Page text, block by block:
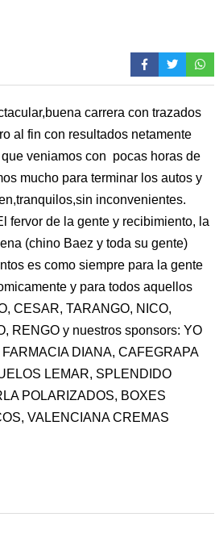
carrera con trazados
al fin con resultados netamente
veniamos con pocas horas de
mucho para terminar los autos y
inconvenientes.
fervor de la gente y recibimiento, la
(chino Baez y toda su gente)
es como siempre para la gente
y para todos aquellos
CESAR, TARANGO, NICO,
RENGO y nuestros sponsors: YO
DIANA, CAFEGRAPA
LEMAR, SPLENDIDO
POLARIZADOS, BOXES
VALENCIANA CREMAS